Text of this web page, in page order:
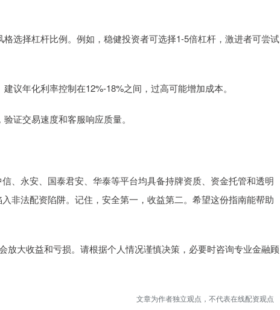
选择杠杆比例。例如，稳健投资者可选择1-5倍杠杆，激进者可尝试
议年化利率控制在12%-18%之间，过高可能增加成本。
证交易速度和客服响应质量。
、永安、国泰君安、华泰等平台均具备持牌资质、资金托管和透明
非法配资陷阱。记住，安全第一，收益第二。希望这份指南能帮助
大收益和亏损。请根据个人情况谨慎决策，必要时咨询专业金融顾
文章为作者独立观点，不代表在线配资观点